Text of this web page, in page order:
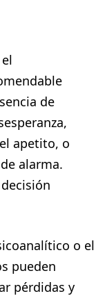
de
apetito, o
alarma.
o el
pueden
pérdidas y